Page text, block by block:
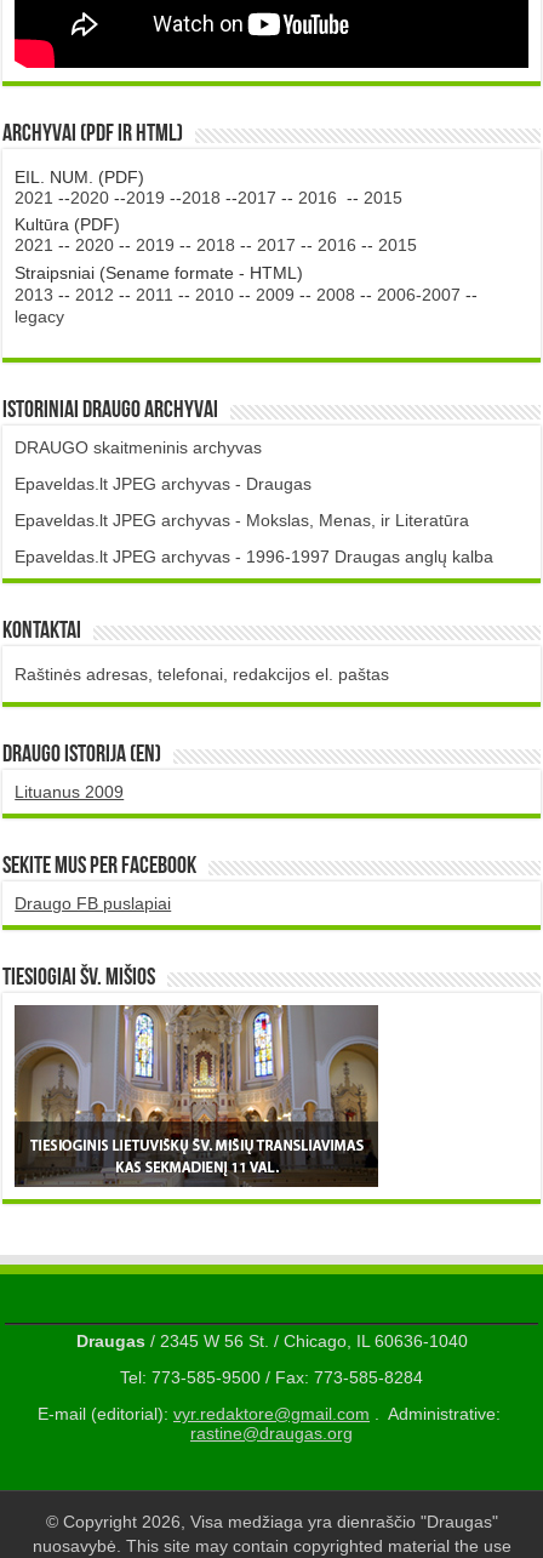
Archyvai (PDF ir HTML)
EIL. NUM. (PDF)
2021 --2020 --2019 --2018 --2017 -- 2016 -- 2015
Kultūra (PDF)
2021 -- 2020 -- 2019 -- 2018 -- 2017 -- 2016 -- 2015
Straipsniai (Sename formate - HTML)
2013 -- 2012 -- 2011 -- 2010 -- 2009 -- 2008 -- 2006-2007 --
legacy
Istoriniai DRAUGO Archyvai
DRAUGO skaitmeninis archyvas
Epaveldas.lt JPEG archyvas - Draugas
Epaveldas.lt JPEG archyvas - Mokslas, Menas, ir Literatūra
Epaveldas.lt JPEG archyvas - 1996-1997 Draugas anglų kalba
Kontaktai
Raštinės adresas, telefonai, redakcijos el. paštas
DRAUGO istorija (EN)
Lituanus 2009
Sekite mus per Facebook
Draugo FB puslapiai
TIESIOGIAI šv. MIŠIOS
Draugas/ 2345 W 56 St. / Chicago, IL 60636-1040
Tel: 773-585-9500 / Fax: 773-585-8284
E-mail (editorial): vyr.redaktore@gmail.com . Administrative:
rastine@draugas.org
© Copyright 2026, Visa medžiaga yra dienraščio "Draugas"
nuosavybė. This site may contain copyrighted material the use